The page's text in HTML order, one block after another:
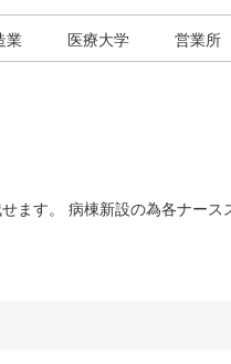
業 医療大学 営業所
ます。 病棟新設の為各ナース